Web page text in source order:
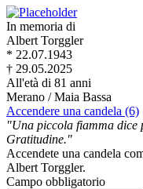
In memoria di
Albert Torggler
* 22.07.1943
† 29.05.2025
All'età di 81 anni
Merano / Maia Bassa
Accendere una candela (6)
"Una piccola fiamma dice
Gratitudine."
Accendete una candela
Albert Torggler.
Campo obbligatorio